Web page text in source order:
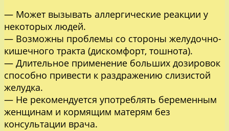
— Может вызывать аллергические реакции у
некоторых людей.
— Возможны проблемы со стороны желудочно-
кишечного тракта (дискомфорт, тошнота).
— Длительное применение больших дозировок
способно привести к раздражению слизистой
желудка.
— Не рекомендуется употреблять беременным
женщинам и кормящим матерям без
консультации врача.